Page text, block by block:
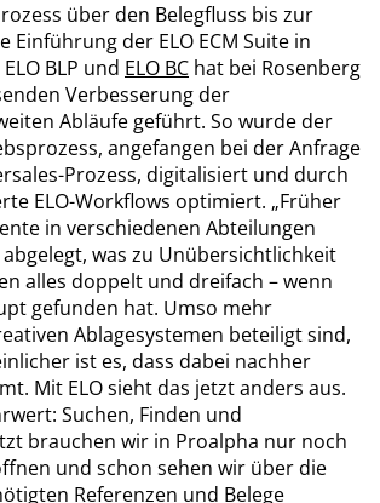
über den Belegfluss bis zur
Einführung der ELO ECM Suite in
BLP und ELO BC hat bei Rosenberg
Verbesserung der
Abläufe geführt. So wurde der
angefangen bei der Anfrage
Prozess, digitalisiert und durch
ELO-Workflows optimiert. „Früher
in verschiedenen Abteilungen
was zu Unübersichtlichkeit
alles doppelt und dreifach – wenn
gefunden hat. Umso mehr
Ablagesystemen beteiligt sind,
ist es, dass dabei nachher
Mit ELO sieht das jetzt anders aus.
Suchen, Finden und
brauchen wir in Proalpha nur noch
und schon sehen wir über die
Referenzen und Belege